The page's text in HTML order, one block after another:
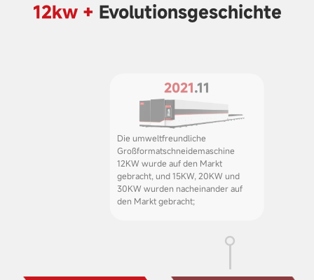
12kw + Evolutionsgeschichte
2021.11
Die umweltfreundliche
Großformatschneidemaschine
12KW wurde auf den Markt
gebracht, und 15KW, 20KW und
30KW wurden nacheinander auf
den Markt gebracht;